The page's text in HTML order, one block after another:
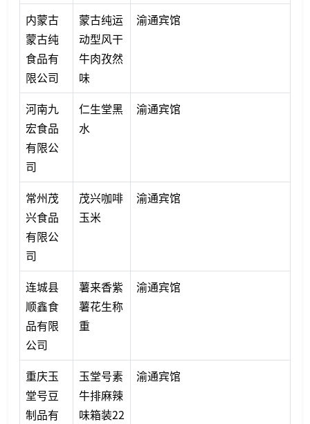
内蒙古
蒙古纯
食品有
限公司
蒙古纯运
动型风干
牛肉孜然
味
渝通宾馆
河南九
宏食品
有限公
司
仁生堂黑
水
渝通宾馆
常州茂
兴食品
有限公
司
茂兴咖啡
玉米
渝通宾馆
连城县
顺鑫食
品有限
公司
薯来香紫
薯花生称
重
渝通宾馆
重庆玉
堂号豆
制品有
玉堂号素
牛排麻辣
味箱装22
渝通宾馆